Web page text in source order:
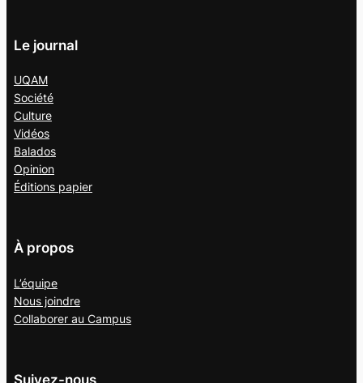
Le journal
UQAM
Société
Culture
Vidéos
Balados
Opinion
Éditions papier
À propos
L’équipe
Nous joindre
Collaborer au Campus